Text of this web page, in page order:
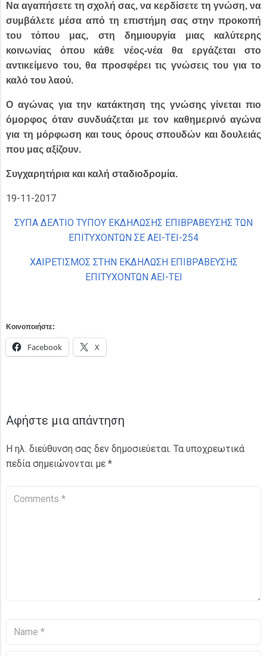
Να αγαπήσετε τη σχολή σας, να κερδίσετε τη γνώση, να
συμβάλετε μέσα από τη επιστήμη σας στην προκοπή
του τόπου μας, στη δημιουργία μιας καλύτερης
κοινωνίας όπου κάθε νέος-νέα θα εργάζεται στο
αντικείμενο του, θα προσφέρει τις γνώσεις του για το
καλό του λαού.
Ο αγώνας για την κατάκτηση της γνώσης γίνεται πιο
όμορφος όταν συνδυάζεται με τον καθημερινό αγώνα
για τη μόρφωση και τους όρους σπουδών και δουλειάς
που μας αξίζουν.
Συγχαρητήρια και καλή σταδιοδρομία.
19-11-2017
ΣΥΠΑ ΔΕΛΤΙΟ ΤΥΠΟΥ ΕΚΔΗΛΩΣΗΣ ΕΠΙΒΡΑΒΕΥΣΗΣ ΤΩΝ
ΕΠΙΤΥΧΟΝΤΩΝ ΣΕ ΑΕΙ-ΤΕΙ-254
ΧΑΙΡΕΤΙΣΜΟΣ ΣΤΗΝ ΕΚΔΗΛΩΣΗ ΕΠΙΒΡΑΒΕΥΣΗΣ
ΕΠΙΤΥΧΟΝΤΩΝ ΑΕΙ-ΤΕΙ
Κοινοποιήστε:
Facebook X
Αφήστε μια απάντηση
Η ηλ. διεύθυνση σας δεν δημοσιεύεται. Τα υποχρεωτικά
πεδία σημειώνονται με *